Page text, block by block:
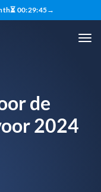
⏳ 00:29:45→
de
2024